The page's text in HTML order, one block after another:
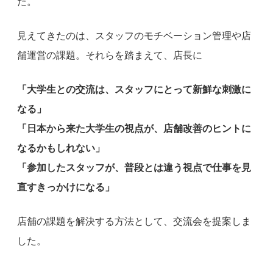
見えてきたのは、スタッフのモチベーション管理や店
舗運営の課題。それらを踏まえて、店長に
「大学生との交流は、スタッフにとって新鮮な刺激に
なる」
「日本から来た大学生の視点が、店舗改善のヒントに
なるかもしれない」
「参加したスタッフが、普段とは違う視点で仕事を見
直すきっかけになる」
店舗の課題を解決する方法として、交流会を提案しま
した。